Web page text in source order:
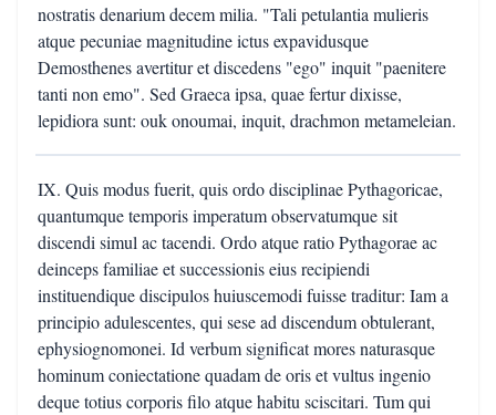
nostratis denarium decem milia. "Tali petulantia mulieris
atque pecuniae magnitudine ictus expavidusque
Demosthenes avertitur et discedens "ego" inquit "paenitere
tanti non emo". Sed Graeca ipsa, quae fertur dixisse,
lepidiora sunt: ouk onoumai, inquit, drachmon metameleian.
IX. Quis modus fuerit, quis ordo disciplinae Pythagoricae,
quantumque temporis imperatum observatumque sit
discendi simul ac tacendi. Ordo atque ratio Pythagorae ac
deinceps familiae et successionis eius recipiendi
instituendique discipulos huiuscemodi fuisse traditur: Iam a
principio adulescentes, qui sese ad discendum obtulerant,
ephysiognomonei. Id verbum significat mores naturasque
hominum coniectatione quadam de oris et vultus ingenio
deque totius corporis filo atque habitu sciscitari. Tum qui